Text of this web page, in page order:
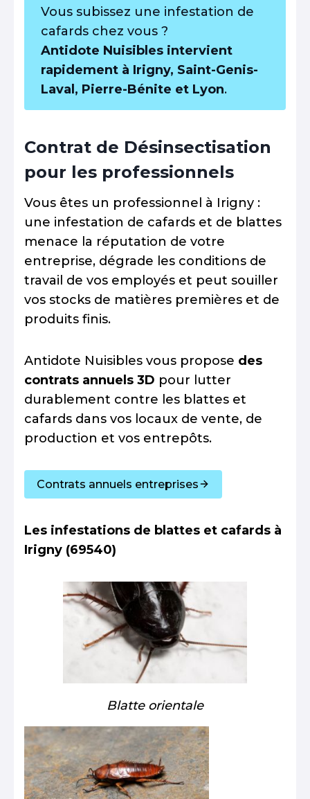
Vous subissez une infestation de
cafards chez vous ?
Antidote Nuisibles intervient
rapidement à Irigny, Saint-Genis-
Laval, Pierre-Bénite et Lyon.
Contrat de Désinsectisation
pour les professionnels
Vous êtes un professionnel à Irigny :
une infestation de cafards et de blattes
menace la réputation de votre
entreprise, dégrade les conditions de
travail de vos employés et peut souiller
vos stocks de matières premières et de
produits finis.
Antidote Nuisibles vous propose des
contrats annuels 3D pour lutter
durablement contre les blattes et
cafards dans vos locaux de vente, de
production et vos entrepôts.
Contrats annuels entreprises
Les infestations de blattes et cafards à
Irigny (69540)
Blatte orientale